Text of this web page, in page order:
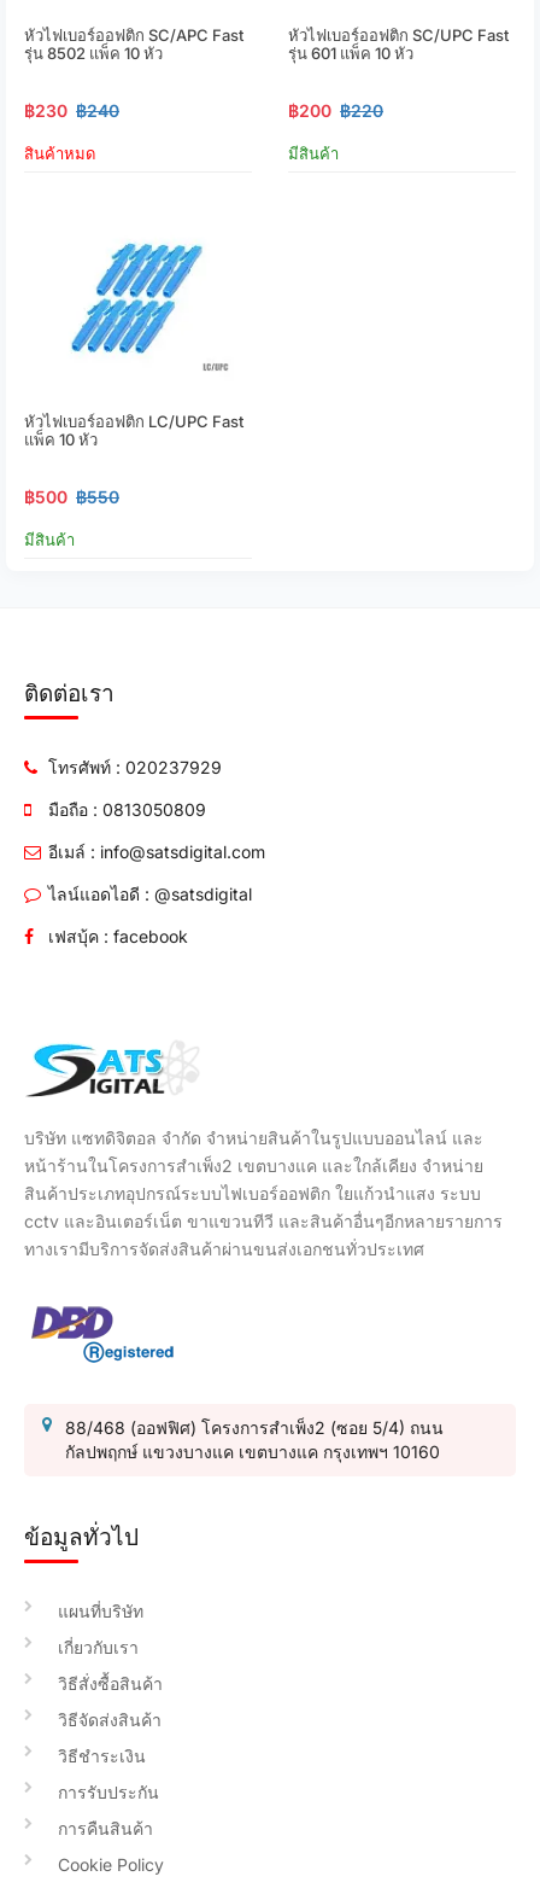
หัวไฟเบอร์ออฟติก SC/APC Fast
รุ่น 8502 แพ็ค 10 หัว
฿230 ฿240
สินค้าหมด
หัวไฟเบอร์ออฟติก SC/UPC Fast
รุ่น 601 แพ็ค 10 หัว
฿200 ฿220
มีสินค้า
หัวไฟเบอร์ออฟติก LC/UPC Fast
แพ็ค 10 หัว
฿500 ฿550
มีสินค้า
ติดต่อเรา
โทรศัพท์ : 020237929
มือถือ : 0813050809
อีเมล์ : info@satsdigital.com
ไลน์แอดไอดี : @satsdigital
เฟสบุ้ค : facebook
บริษัท แซทดิจิตอล จำกัด จำหน่ายสินค้าในรูปแบบออนไลน์ และ
หน้าร้านในโครงการสำเพ็ง2 เขตบางแค และใกล้เคียง จำหน่าย
สินค้าประเภทอุปกรณ์ระบบไฟเบอร์ออฟติก ใยแก้วนำแสง ระบบ
cctv และอินเตอร์เน็ต ขาแขวนทีวี และสินค้าอื่นๆอีกหลายรายการ
ทางเรามีบริการจัดส่งสินค้าผ่านขนส่งเอกชนทั่วประเทศ
88/468 (ออฟฟิศ) โครงการสำเพ็ง2 (ซอย 5/4) ถนน
กัลปพฤกษ์ แขวงบางแค เขตบางแค กรุงเทพฯ 10160
ข้อมูลทั่วไป
แผนที่บริษัท
เกี่ยวกับเรา
วิธีสั่งซื้อสินค้า
วิธีจัดส่งสินค้า
วิธีชำระเงิน
การรับประกัน
การคืนสินค้า
Cookie Policy